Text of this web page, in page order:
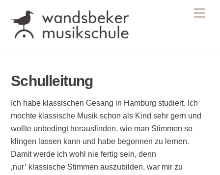
content
Schulleitung
Ich habe klassischen Gesang in Hamburg studiert. Ich
mochte klassische Musik schon als Kind sehr gern und
wollte unbedingt herausfinden, wie man Stimmen so
klingen lassen kann und habe begonnen zu lernen.
Damit werde ich wohl nie fertig sein, denn
‚nur’ klassische Stimmen auszubilden, war mir zu